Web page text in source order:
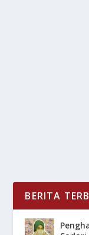
BERITA